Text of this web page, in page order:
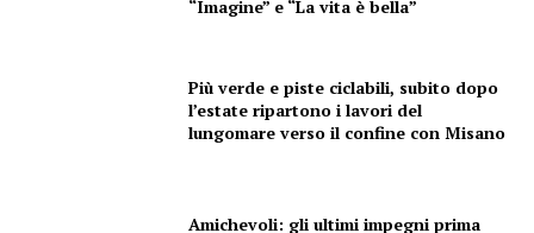
“Imagine” e “La vita è bella”
Più verde e piste ciclabili, subito dopo
l’estate ripartono i lavori del
lungomare verso il confine con Misano
Amichevoli: gli ultimi impegni prima